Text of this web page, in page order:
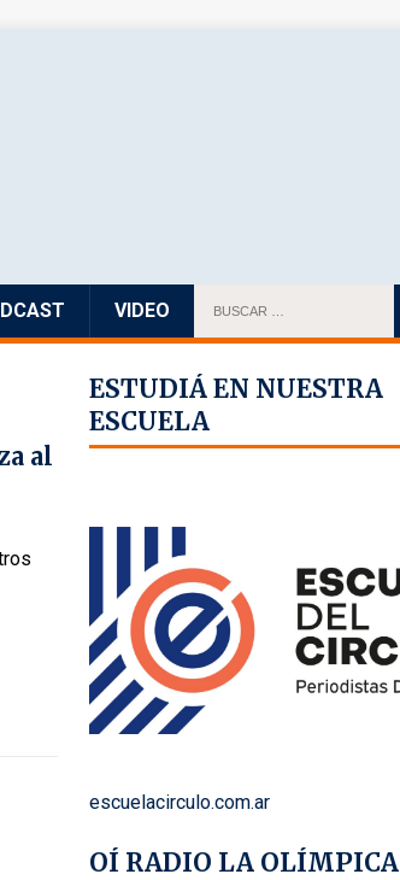
VIDEO
al
ESTUDIÁ EN NUESTRA
ESCUELA
escuelacirculo.com.ar
OÍ RADIO LA OLÍMPICA